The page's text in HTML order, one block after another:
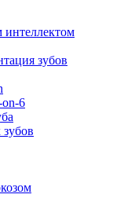
интеллектом
зубов
6